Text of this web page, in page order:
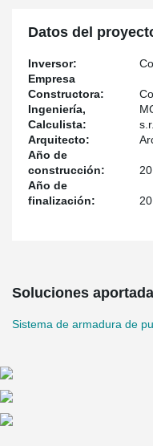
Datos del
Inversor:
Empresa
Constructora:
Ingeniería,
Calculista:
Arquitecto:
Año de
construcción:
Año de
finalización:
Soluciones
Sistema de armadura de